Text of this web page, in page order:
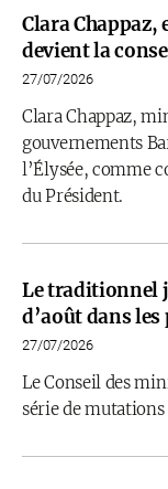
Clara
devient la
27/07/2026
Clara Chappaz,
gouvernements
l’Élysée, comme
du Président.
Le traditionnel
d’août dans
27/07/2026
Le Conseil des
série de